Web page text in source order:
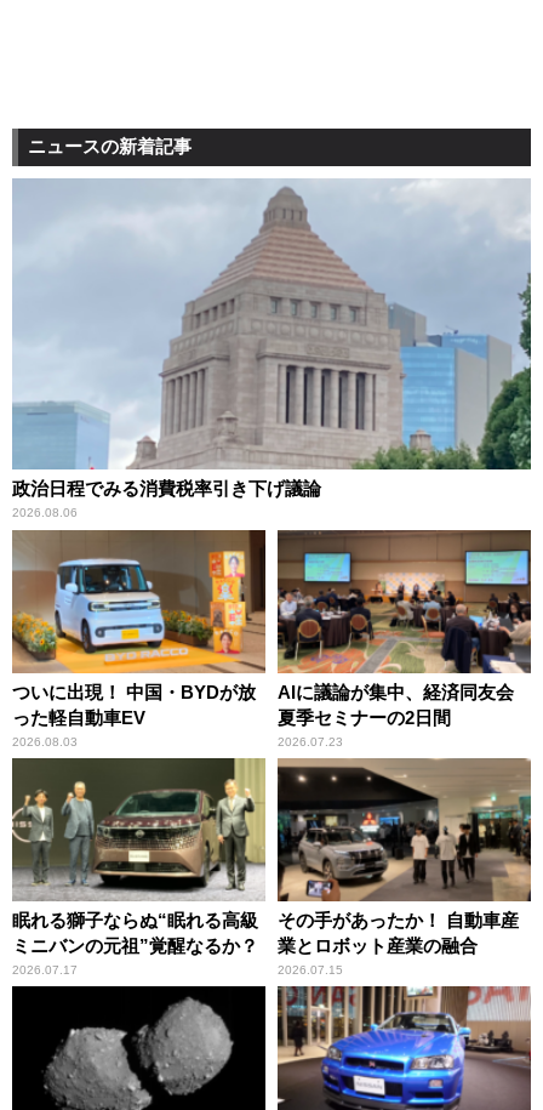
ニュースの新着記事
政治日程でみる消費税率引き下げ議論
2026.08.06
ついに出現！ 中国・BYDが放
った軽自動車EV
2026.08.03
AIに議論が集中、経済同友会
夏季セミナーの2日間
2026.07.23
眠れる獅子ならぬ“眠れる高級
ミニバンの元祖”覚醒なるか？
2026.07.17
その手があったか！ 自動車産
業とロボット産業の融合
2026.07.15